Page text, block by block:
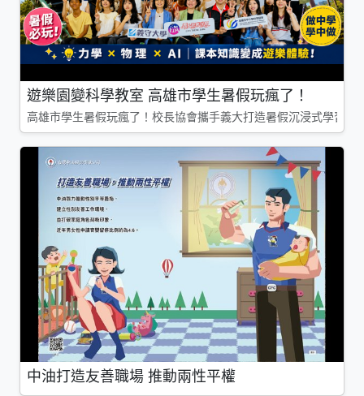
遊樂園變科學教室 高雄市學生暑假玩瘋了！
高雄市學生暑假玩瘋了！校長協會攜手義大打造暑假沉浸式學習基
中油打造友善職場 推動兩性平權